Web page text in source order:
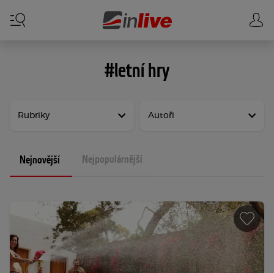
#letní hry
Nejnovější Nejpopulárnější
Rubriky Autoři